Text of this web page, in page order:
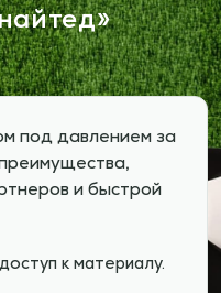
под давлением за
и быстрой
к материалу.